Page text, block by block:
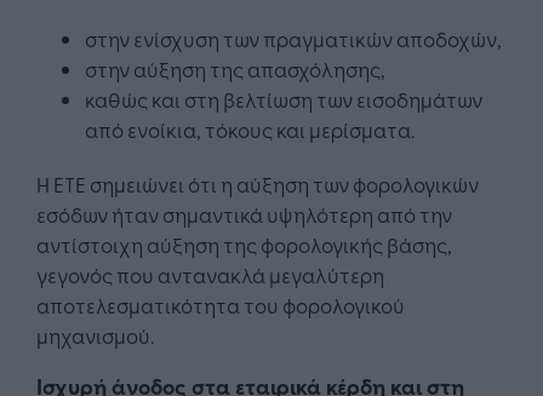
στην ενίσχυση των πραγματικών αποδοχών,
στην αύξηση της απασχόλησης,
καθώς και στη βελτίωση των εισοδημάτων
από ενοίκια, τόκους και μερίσματα.
Η ΕΤΕ σημειώνει ότι η αύξηση των φορολογικών
εσόδων ήταν σημαντικά υψηλότερη από την
αντίστοιχη αύξηση της φορολογικής βάσης,
γεγονός που αντανακλά μεγαλύτερη
αποτελεσματικότητα του φορολογικού
μηχανισμού.
Ισχυρή άνοδος στα εταιρικά κέρδη και στη